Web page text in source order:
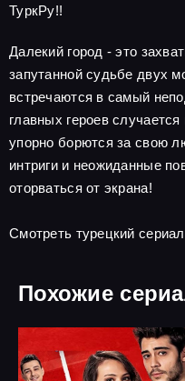
ТуркРу!!
Далекий город - это
запутанной судьбе двух
встречаются в самый
главных героев
упорно борются за свою
интриги и неожиданные
оторваться от экрана!
Смотреть турецкий
Похожие